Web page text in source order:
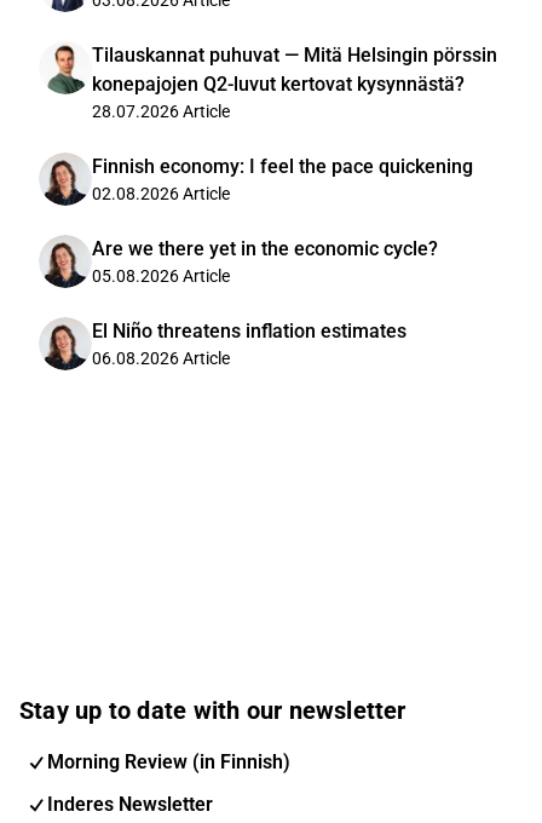
Tilauskannat puhuvat — Mitä Helsingin pörssin
konepajojen Q2-luvut kertovat kysynnästä?
28.07.2026Article
Finnish economy: I feel the pace quickening
02.08.2026Article
Are we there yet in the economic cycle?
05.08.2026Article
El Niño threatens inflation estimates
06.08.2026Article
Stay up to date with our newsletter
Morning Review (in Finnish)
Inderes Newsletter